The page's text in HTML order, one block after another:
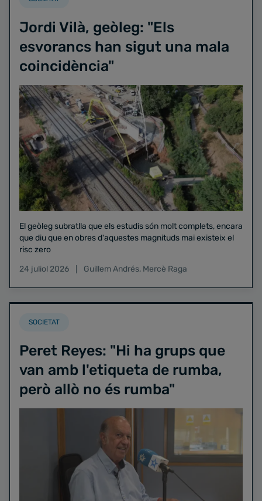
Jordi Vilà, geòleg: "Els
esvorancs han sigut una mala
coincidència"
El geòleg subratlla que els estudis són molt complets, encara
que diu que en obres d'aquestes magnituds mai existeix el
risc zero
24 juliol 2026
Guillem Andrés, Mercè Raga
SOCIETAT
Peret Reyes: "Hi ha grups que
van amb l'etiqueta de rumba,
però allò no és rumba"